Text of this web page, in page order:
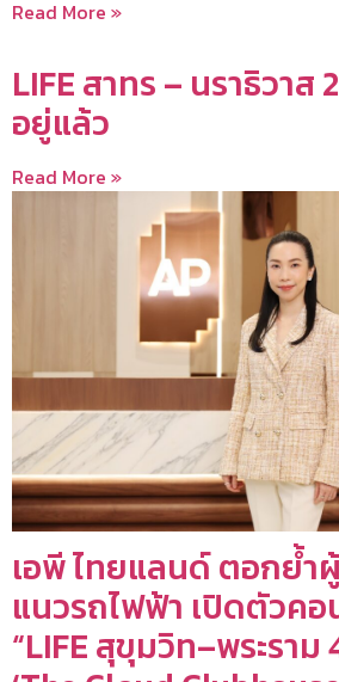
Read More »
LIFE สาทร – นราธิวาส
อยู่แล้ว
Read More »
เอพี ไทยแลนด์ ตอกย้ำ
แนวรถไฟฟ้า เปิดตัวคอ
“LIFE สุขุมวิท–พระราม